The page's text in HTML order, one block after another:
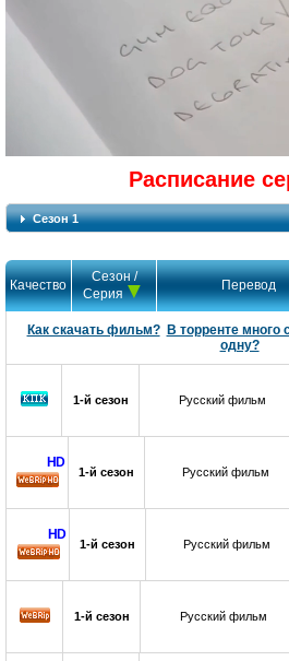
Расписание
Сезон 1
Качество
Сезон /
Серия
Перевод
Как скачать фильм?
В торренте много
одну?
1-й сезон Русский фильм
HD
1-й сезон Русский фильм
HD
1-й сезон Русский фильм
1-й сезон Русский фильм